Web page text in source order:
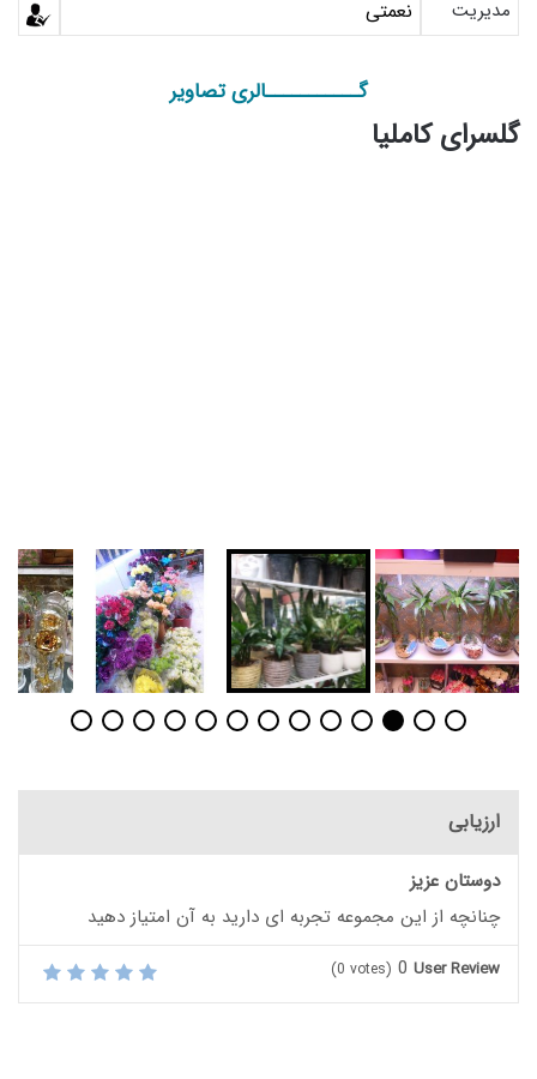
مدیریت نعمتی
گـــــــــــالری تصاویر
گلسرای کاملیا
ارزیابی
دوستان عزیز
چنانچه از این مجموعه تجربه ای دارید به آن امتیاز دهید
User Review
0
(0 votes)